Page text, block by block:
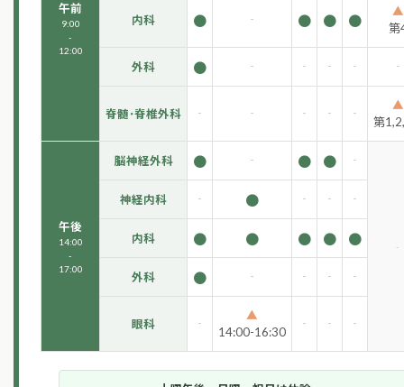
午前
9:00
-
12:00
内科 ● - ● ● ●
▲
第
外科 ● - - - - -
脊髄･脊椎外科 - - - - -
▲
第
午後
14:00
-
17:00
脳神経外科 ● - ● ● -
-
神経内科 - ● - - -
内科 ● ● ● ● ●
外科 ● - - - -
眼科 -
▲
14:00-16:30
- - -